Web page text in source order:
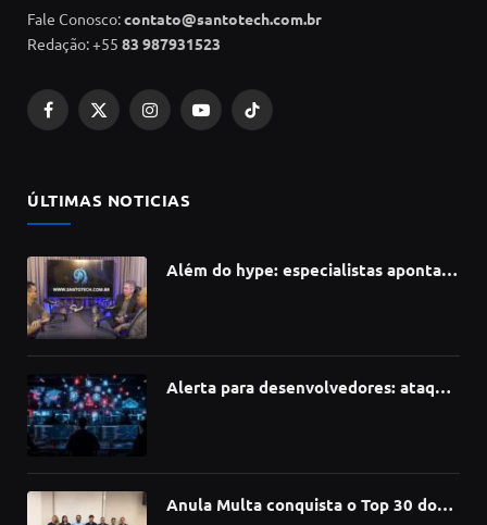
Fale Conosco:contato@santotech.com.br
Redação: +55 83 987931523
Facebook
X
InstagramYouTubeTikTok
ÚLTIMAS NOTICIAS
Além do hype: especialistas apontam
Alerta para desenvolvedores: ataque
Anula Multa conquista o Top 30 do